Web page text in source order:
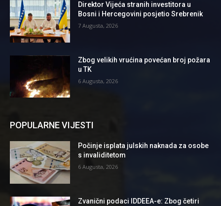
Direktor Vijeća stranih investitora u
Bosni i Hercegovini posjetio Srebrenik
7 Augusta, 2026
Zbog velikih vrućina povećan broj požara
u TK
6 Augusta, 2026
POPULARNE VIJESTI
Počinje isplata julskih naknada za osobe
s invaliditetom
6 Augusta, 2026
Zvanični podaci IDDEEA-e: Zbog četiri